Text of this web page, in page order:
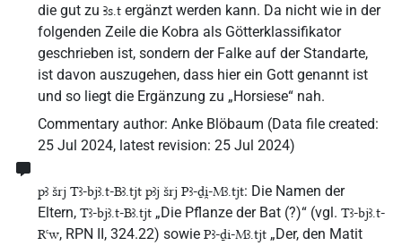
die gut zu Ꜣs.t ergänzt werden kann. Da nicht wie in der
folgenden Zeile die Kobra als Götterklassifikator
geschrieben ist, sondern der Falke auf der Standarte,
ist davon auszugehen, dass hier ein Gott genannt ist
und so liegt die Ergänzung zu „Horsiese“ nah.
Commentary author: Anke Blöbaum (Data file created:
25 Jul 2024, latest revision: 25 Jul 2024)
pꜣ šrj Tꜣ-bjꜣ.t-Bꜣ.tjt pꜣj šrj Pꜣ-ḏi̯-Mꜣ.tjt: Die Namen der
Eltern, Tꜣ-bjꜣ.t-Bꜣ.tjt „Die Pflanze der Bat (?)“ (vgl. Tꜣ-bjꜣ.t-
Rꜥw, RPN II, 324.22) sowie Pꜣ-ḏi-Mꜣ.tjt „Der, den Matit